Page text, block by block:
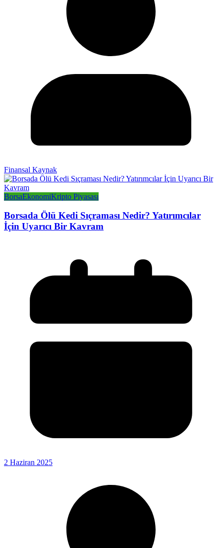
Finansal Kaynak
BorsaEkonomiKripto Piyasası
Borsada Ölü Kedi Sıçraması Nedir? Yatırımcılar
İçin Uyarıcı Bir Kavram
2 Haziran 2025